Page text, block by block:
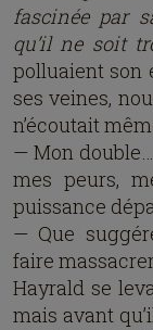
fascinée par
qu’il ne soit
polluaient son
ses veines,
n’écoutait
— Mon
mes peurs,
puissance
— Que
faire
Hayrald se
mais avant